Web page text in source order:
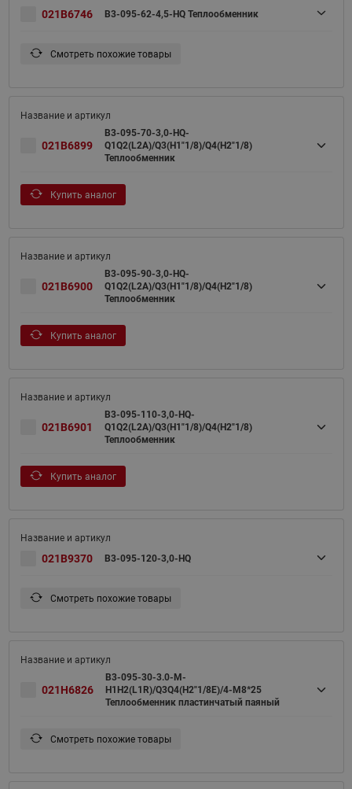
021B6746 B3-095-62-4,5-HQ Теплообменник
Смотреть похожие товары
021B6899
B3-095-70-3,0-HQ-
Q1Q2(L2A)/Q3(H1"1/8)/Q4(H2"1/8)
Теплообменник
Купить аналог
021B6900
B3-095-90-3,0-HQ-
Q1Q2(L2A)/Q3(H1"1/8)/Q4(H2"1/8)
Теплообменник
Купить аналог
021B6901
B3-095-110-3,0-HQ-
Q1Q2(L2A)/Q3(H1"1/8)/Q4(H2"1/8)
Теплообменник
Купить аналог
021B9370 B3-095-120-3,0-HQ
Смотреть похожие товары
021H6826
B3-095-30-3.0-M-
H1H2(L1R)/Q3Q4(H2"1/8E)/4-M8*25
Теплообменник пластинчатый паяный
Смотреть похожие товары